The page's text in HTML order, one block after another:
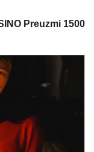
Preuzmi 1500